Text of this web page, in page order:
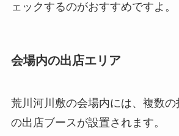
ェックするのがおすすめですよ。
会場内の出店エリア
荒川河川敷の会場内には、複数
の出店ブースが設置されます。